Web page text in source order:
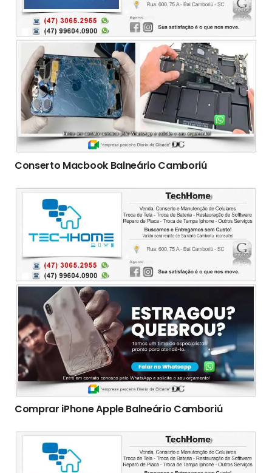
Conserto Macbook Balneário Camboriú
Comprar iPhone Apple Balneário Camboriú